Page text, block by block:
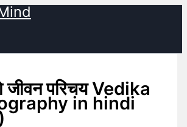
जीवन परिचय Vedika
in hindi